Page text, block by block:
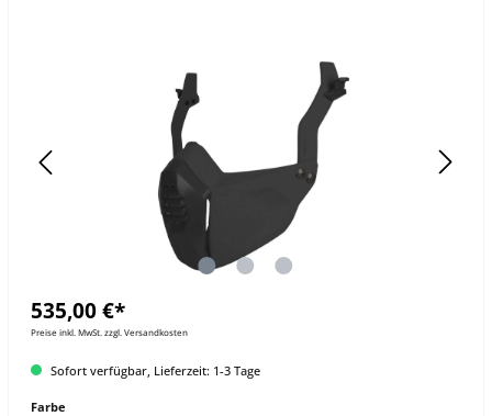
535,00 €*
Preise inkl. MwSt. zzgl. Versandkosten
Sofort verfügbar, Lieferzeit: 1-3 Tage
Farbe